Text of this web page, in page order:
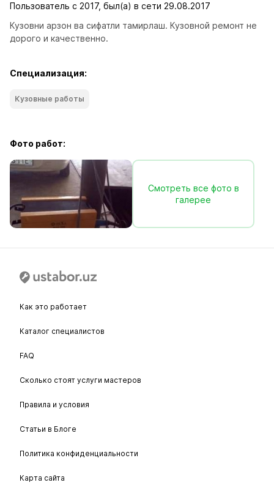
Пользователь с 2017, был(а) в сети 29.08.2017
Кузовни арзон ва сифатли тамирлаш. Кузовной ремонт не
дорого и качественно.
Специализация:
Кузовные работы
Фото работ:
Смотреть все фото в
галерее
Как это работает
Каталог специалистов
FAQ
Сколько стоят услуги мастеров
Правила и условия
Статьи в Блоге
Политика конфиденциальности
Карта сайта